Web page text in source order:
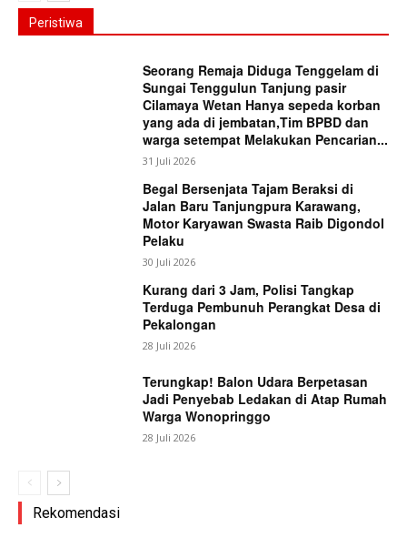
Peristiwa
Seorang Remaja Diduga Tenggelam di
Sungai Tenggulun Tanjung pasir
Cilamaya Wetan Hanya sepeda korban
yang ada di jembatan,Tim BPBD dan
warga setempat Melakukan Pencarian...
31 Juli 2026
Begal Bersenjata Tajam Beraksi di
Jalan Baru Tanjungpura Karawang,
Motor Karyawan Swasta Raib Digondol
Pelaku
30 Juli 2026
Kurang dari 3 Jam, Polisi Tangkap
Terduga Pembunuh Perangkat Desa di
Pekalongan
28 Juli 2026
Terungkap! Balon Udara Berpetasan
Jadi Penyebab Ledakan di Atap Rumah
Warga Wonopringgo
28 Juli 2026
Rekomendasi